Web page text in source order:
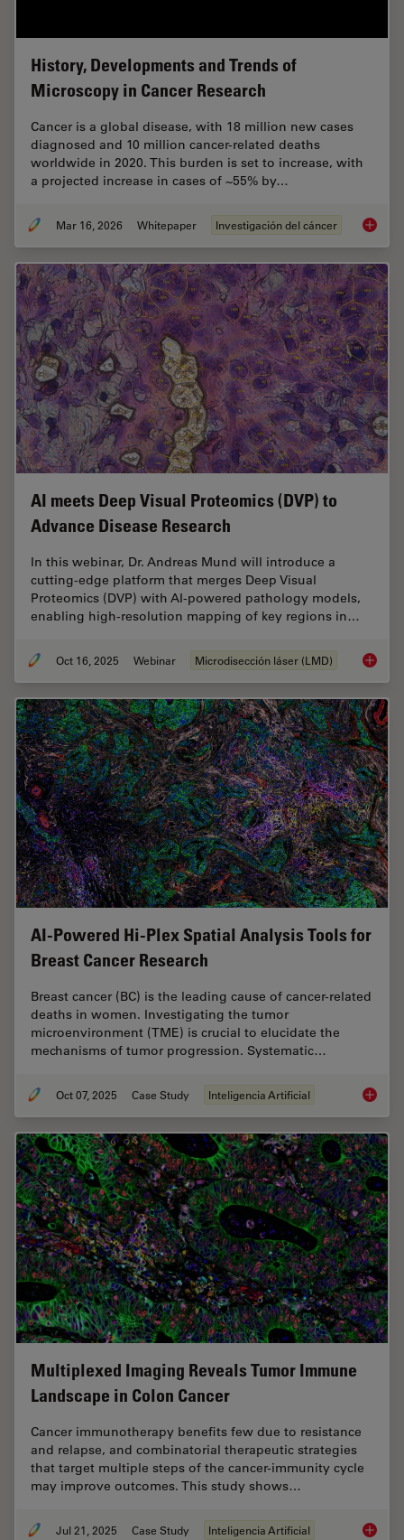
History, Developments and Trends of
Microscopy in Cancer Research
Cancer is a global disease, with 18 million new cases
diagnosed and 10 million cancer-related deaths
worldwide in 2020. This burden is set to increase, with
a projected increase in cases of ~55% by…
Mar 16, 2026 Whitepaper Investigación del cáncer
AI meets Deep Visual Proteomics (DVP) to
Advance Disease Research
In this webinar, Dr. Andreas Mund will introduce a
cutting-edge platform that merges Deep Visual
Proteomics (DVP) with AI-powered pathology models,
enabling high-resolution mapping of key regions in…
Oct 16, 2025 Webinar Microdisección láser (LMD) AI
AI-Powered Hi-Plex Spatial Analysis Tools for
Breast Cancer Research
Breast cancer (BC) is the leading cause of cancer-related
deaths in women. Investigating the tumor
microenvironment (TME) is crucial to elucidate the
mechanisms of tumor progression. Systematic…
Oct 07, 2025 Case Study Inteligencia Artificial AI-
Multiplexed Imaging Reveals Tumor Immune
Landscape in Colon Cancer
Cancer immunotherapy benefits few due to resistance
and relapse, and combinatorial therapeutic strategies
that target multiple steps of the cancer-immunity cycle
may improve outcomes. This study shows…
Jul 21, 2025 Case Study Inteligencia Artificial